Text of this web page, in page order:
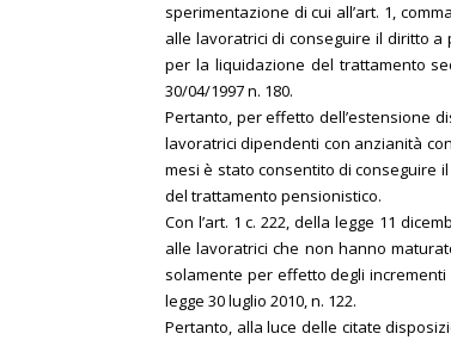
sperimentazione di cui all’art. 1,
alle lavoratrici di conseguire il diritto
per la liquidazione del trattamento
30/04/1997 n. 180.
Pertanto, per effetto dell’estensione
lavoratrici dipendenti con anzianità
mesi è stato consentito di conseguire
del trattamento pensionistico.
Con l’art. 1 c. 222, della legge 11
alle lavoratrici che non hanno
solamente per effetto degli incrementi
legge 30 luglio 2010, n. 122.
Pertanto, alla luce delle citate